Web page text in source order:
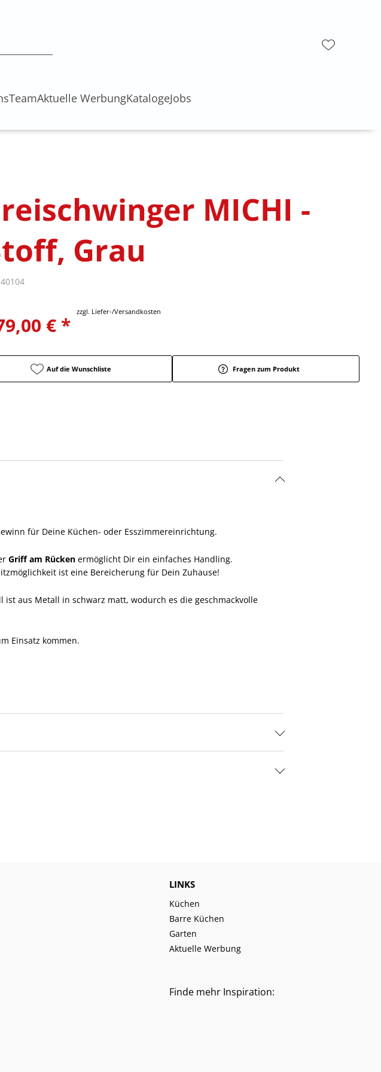
TeamAktuelle WerbungKatalogeJobs
MICHI -
Grau
€ *
zzgl. Liefer-/Versandkosten
Auf die Wunschliste Fragen zum Produkt
für Deine Küchen- oder Esszimmereinrichtung.
Griff am Rücken ermöglicht Dir ein einfaches Handling.
ist eine Bereicherung für Dein Zuhause!
aus Metall in schwarz matt, wodurch es die geschmackvolle
Einsatz kommen.
LINKS
Küchen
Barre Küchen
Garten
Aktuelle Werbung
Finde mehr Inspiration: